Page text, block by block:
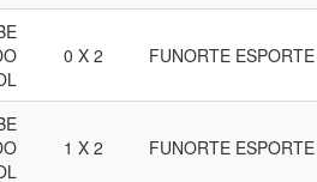
0 X 2 FUNORTE
1 X 2 FUNORTE